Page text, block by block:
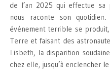
de l’an 2025 qui effectue sa
nous raconte son
événement terrible se
Terre et faisant des
Lisbeth, la disparition
chez elle, jusqu’à enclencher